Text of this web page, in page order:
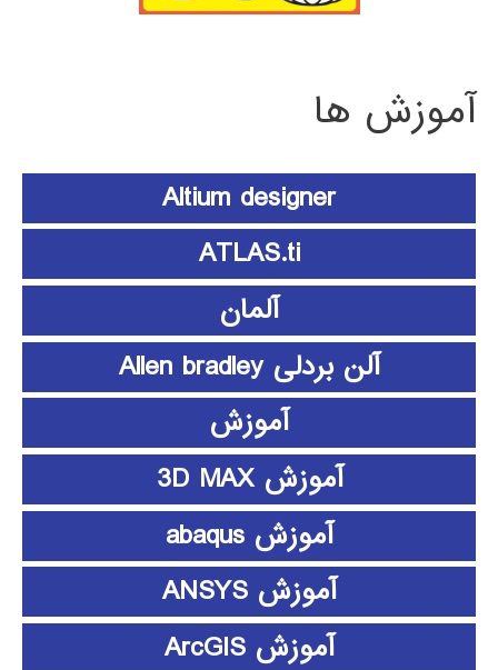
آموزش ها
Altium designer
ATLAS.ti
آلمان
آلن بردلی Allen bradley
آموزش
آموزش 3D MAX
آموزش abaqus
آموزش ANSYS
آموزش ArcGIS